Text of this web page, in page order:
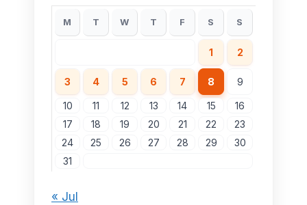
M T W T F S S
1 2
3 4 5 6 7 8 9
10 11 12 13 14 15
16
17
18 19 20 21 22
23
24
25 26 27 28 29
30
31
« Jul